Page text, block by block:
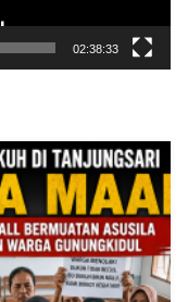
02:38:33